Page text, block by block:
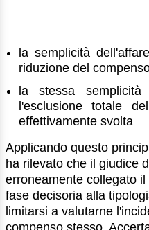
la semplicità
riduzione del
la stessa
l'esclusione totale
effettivamente svolta
Applicando questo
ha rilevato che il giudice
erroneamente collegato
fase decisoria alla
limitarsi a valutarne